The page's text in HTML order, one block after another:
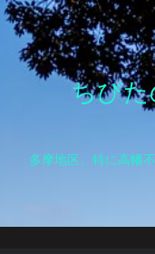
ちびた
多摩地区、特に高幡